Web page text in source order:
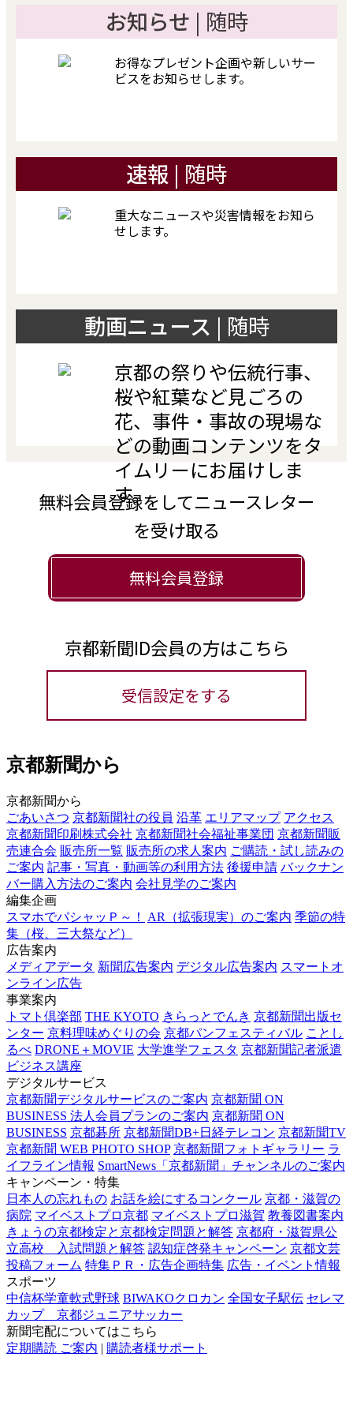
お知らせ | 随時
お得なプレゼント企画や新しいサー
ビスをお知らせします。
速報 | 随時
重大なニュースや災害情報をお知ら
せします。
動画ニュース | 随時
京都の祭りや伝統行事、
桜や紅葉など見ごろの
花、事件・事故の現場な
どの動画コンテンツをタ
イムリーにお届けしま
す。
無料会員登録をしてニュースレター
を受け取る
無料会員登録
京都新聞ID会員の方はこちら
受信設定をする
京都新聞から
京都新聞から
ごあいさつ 京都新聞社の役員 沿革 エリアマップ アクセス
京都新聞印刷株式会社 京都新聞社会福祉事業団 京都新聞販
売連合会 販売所一覧 販売所の求人案内 ご購読・試し読みの
ご案内 記事・写真・動画等の利用方法 後援申請 バックナン
バー購入方法のご案内 会社見学のご案内
編集企画
スマホでパシャッＰ～！
AR（拡張現実）のご案内 季節の特
集（桜、三大祭など）
広告案内
メディアデータ 新聞広告案内 デジタル広告案内 スマートオ
ンライン広告
事業案内
トマト倶楽部 THE KYOTO きらっとでんき 京都新聞出版セ
ンター 京料理味めぐりの会 京都パンフェスティバル ことし
るべ DRONE＋MOVIE 大学進学フェスタ 京都新聞記者派遣
ビジネス講座
デジタルサービス
京都新聞デジタルサービスのご案内 京都新聞 ON
BUSINESS 法人会員プランのご案内 京都新聞 ON
BUSINESS 京都碁所 京都新聞DB+日経テレコン 京都新聞TV
京都新聞 WEB PHOTO SHOP 京都新聞フォトギャラリー ラ
イフライン情報 SmartNews「京都新聞」チャンネルのご案内
キャンペーン・特集
日本人の忘れもの お話を絵にするコンクール 京都・滋賀の
病院 マイベストプロ京都 マイベストプロ滋賀 教養図書案内
きょうの京都検定と京都検定問題と解答 京都府・滋賀県公
立高校 入試問題と解答 認知症啓発キャンペーン 京都文芸
投稿フォーム 特集ＰＲ・広告企画特集 広告・イベント情報
スポーツ
中信杯学童軟式野球 BIWAKOクロカン 全国女子駅伝 セレマ
カップ 京都ジュニアサッカー
新聞宅配についてはこちら
定期購読 ご案内 | 購読者様サポート